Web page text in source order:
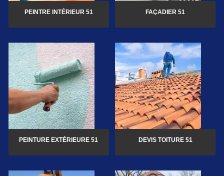
PEINTRE INTÉRIEUR 51 FAÇADIER 51
PEINTURE EXTÉRIEURE 51 DEVIS TOITURE 51